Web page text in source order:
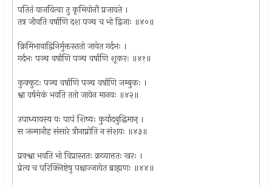
पतितं याजयित्वा तु कृमियोनौ प्रजायते ।
तत्र जीवति वर्षाणि दश पञ्च च भो द्विजाः ॥४०॥
क्रिमिभावाद्विनिर्मुक्तस्ततो जायेत गर्दभः ।
गर्दभः पञ्च वर्षाणि पञ्च वर्षाणि शूकरः ॥४१॥
कुक्कुटः पञ्च वर्षाणि पञ्च वर्षाणि जम्बुकः ।
श्वा वर्षमेकं भवति ततो जायेन मानवः ॥४२॥
उपाध्यायस्य यः पापं शिष्यः कुर्यादबुद्धिमान् ।
स जन्मानीह संसारे त्रीनाप्नोति न संशयः ॥४३॥
प्रक्श्वा भवति भो विप्रास्ततः क्रव्यात्ततः खरः ।
प्रेत्य च परिक्लिष्टेषु पश्चाज्जायेत ब्राह्मणः ॥४४॥